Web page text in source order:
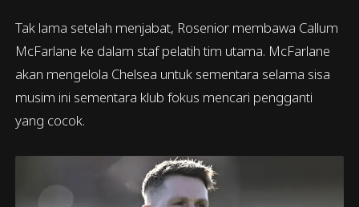
Tak lama setelah menjabat, Rosenior membawa Callum
McFarlane ke dalam staf pelatih tim utama. McFarlane
akan mengelola Chelsea untuk sementara selama sisa
musim ini sementara klub fokus mencari pengganti
yang cocok.